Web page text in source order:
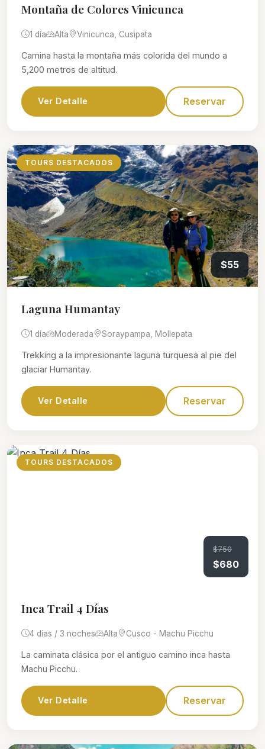
Montaña de Colores Vinicunca
1 día Alta Vinicunca, Cusipata
Camina hasta la montaña más colorida del mundo a
5,200 metros de altitud.
Ver Detalle Reservar
TOURS DESTACADOS
$55
Laguna Humantay
1 día Moderada Soraypampa, Mollepata
Trekking a la impresionante laguna turquesa al pie del
glaciar Humantay.
Ver Detalle Reservar
TOURS DESTACADOS
$750
$680
Inca Trail 4 Días
4 días / 3 noches Alta Cusco - Machu Picchu
La caminata clásica por el antiguo camino inca hasta
Machu Picchu.
Ver Detalle Reservar